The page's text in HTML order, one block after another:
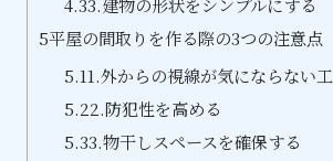
4.33.建物の形状をシンプルにする
5平屋の間取りを作る際の3つの注意点
5.11.外からの視線が気にならない
5.22.防犯性を高める
5.33.物干しスペースを確保する